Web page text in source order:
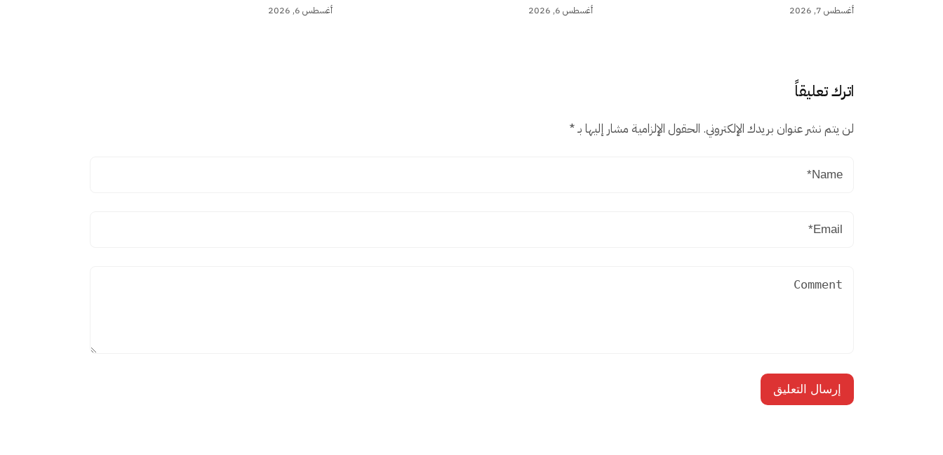
أغسطس 7, 2026 أغسطس 6, 2026 أغسطس 6, 2026
اترك تعليقاً
لن يتم نشر عنوان بريدك الإلكتروني. الحقول الإلزامية مشار إليها بـ*